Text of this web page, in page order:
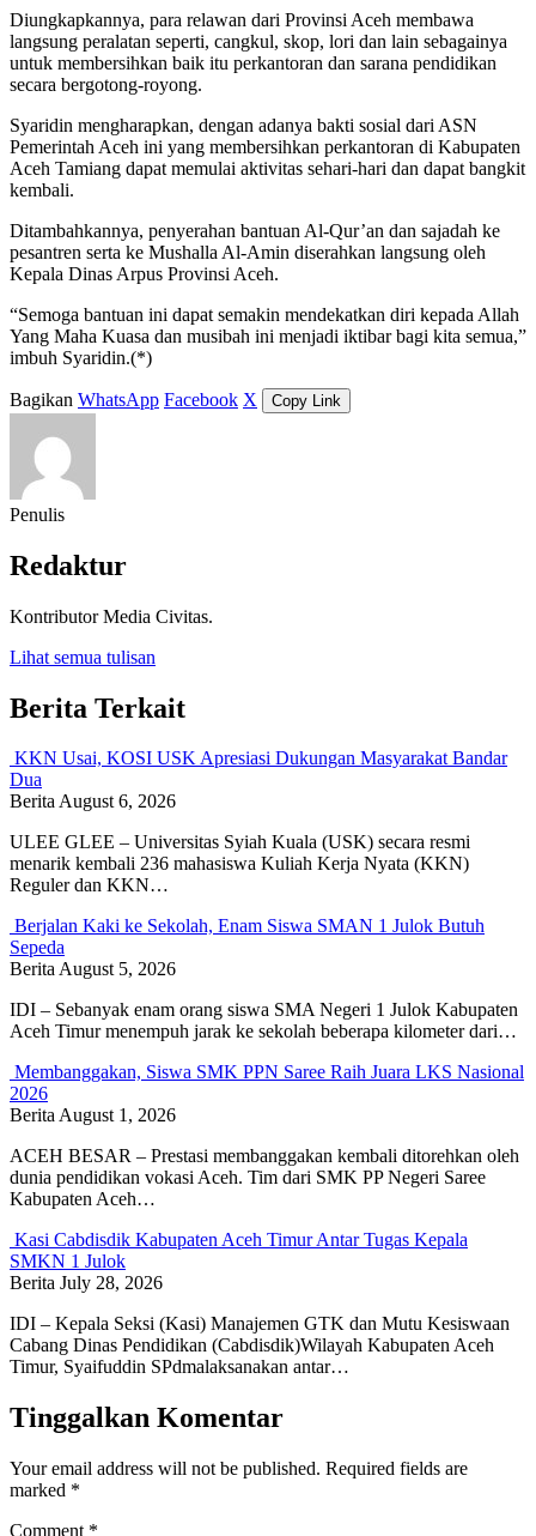
Diungkapkannya, para relawan dari Provinsi Aceh membawa
langsung peralatan seperti, cangkul, skop, lori dan lain sebagainya
untuk membersihkan baik itu perkantoran dan sarana pendidikan
secara bergotong-royong.
Syaridin mengharapkan, dengan adanya bakti sosial dari ASN
Pemerintah Aceh ini yang membersihkan perkantoran di Kabupaten
Aceh Tamiang dapat memulai aktivitas sehari-hari dan dapat bangkit
kembali.
Ditambahkannya, penyerahan bantuan Al-Qur’an dan sajadah ke
pesantren serta ke Mushalla Al-Amin diserahkan langsung oleh
Kepala Dinas Arpus Provinsi Aceh.
“Semoga bantuan ini dapat semakin mendekatkan diri kepada Allah
Yang Maha Kuasa dan musibah ini menjadi iktibar bagi kita semua,”
imbuh Syaridin.(*)
Bagikan WhatsApp Facebook X Copy Link
Penulis
Redaktur
Kontributor Media Civitas.
Lihat semua tulisan
Berita Terkait
KKN Usai, KOSI USK Apresiasi Dukungan Masyarakat Bandar
Dua
BeritaAugust 6, 2026
ULEE GLEE – Universitas Syiah Kuala (USK) secara resmi
menarik kembali 236 mahasiswa Kuliah Kerja Nyata (KKN)
Reguler dan KKN…
Berjalan Kaki ke Sekolah, Enam Siswa SMAN 1 Julok Butuh
Sepeda
BeritaAugust 5, 2026
IDI – Sebanyak enam orang siswa SMA Negeri 1 Julok Kabupaten
Aceh Timur menempuh jarak ke sekolah beberapa kilometer dari…
Membanggakan, Siswa SMK PPN Saree Raih Juara LKS Nasional
2026
BeritaAugust 1, 2026
ACEH BESAR – Prestasi membanggakan kembali ditorehkan oleh
dunia pendidikan vokasi Aceh. Tim dari SMK PP Negeri Saree
Kabupaten Aceh…
Kasi Cabdisdik Kabupaten Aceh Timur Antar Tugas Kepala
SMKN 1 Julok
Berita July 28, 2026
IDI – Kepala Seksi (Kasi) Manajemen GTK dan Mutu Kesiswaan
Cabang Dinas Pendidikan (Cabdisdik)Wilayah Kabupaten Aceh
Timur, Syaifuddin SPdmalaksanakan antar…
Tinggalkan Komentar
Your email address will not be published. Required fields are
marked *
Comment *